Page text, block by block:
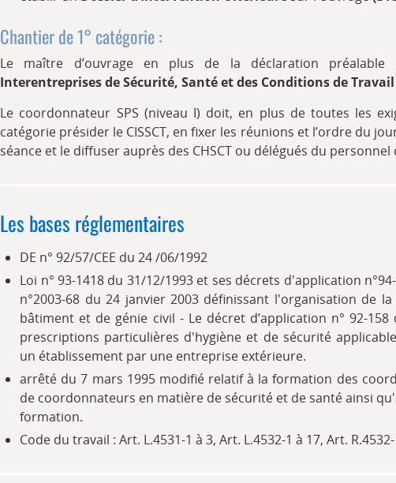
Chantier de 1° catégorie :
Le maître d’ouvrage en plus de la déclaration
Interentreprises de Sécurité, Santé et des Conditions de Travail
Le coordonnateur SPS (niveau I) doit, en plus de toutes les
catégorie présider le CISSCT, en fixer les réunions et l’ordre du
séance et le diffuser auprès des CHSCT ou délégués du
Les bases réglementaires
DE n° 92/57/CEE du 24 /06/1992
Loi n° 93-1418 du 31/12/1993 et ses décrets d'application
n°2003-68 du 24 janvier 2003 définissant l'organisation de
bâtiment et de génie civil - Le décret d’application n° 92-
prescriptions particulières d'hygiène et de sécurité
un établissement par une entreprise extérieure.
arrêté du 7 mars 1995 modifié relatif à la formation des
de coordonnateurs en matière de sécurité et de santé ainsi
formation.
Code du travail : Art. L.4531-1 à 3, Art. L.4532-1 à 17, Art.